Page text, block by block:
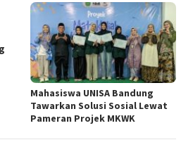
Mahasiswa UNISA Bandung
Tawarkan Solusi Sosial Lewat
Pameran Projek MKWK